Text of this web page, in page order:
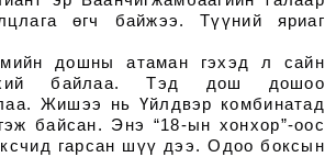
өгч байжээ. Түүний яриаг
дошны атаман гэхэд л сайн
байлаа. Тэд дош дошоо
Жишээ нь Үйлдвэр комбинатад
байсан. Энэ “18-ын хонхор”-оос
гарсан шүү дээ. Одоо боксын